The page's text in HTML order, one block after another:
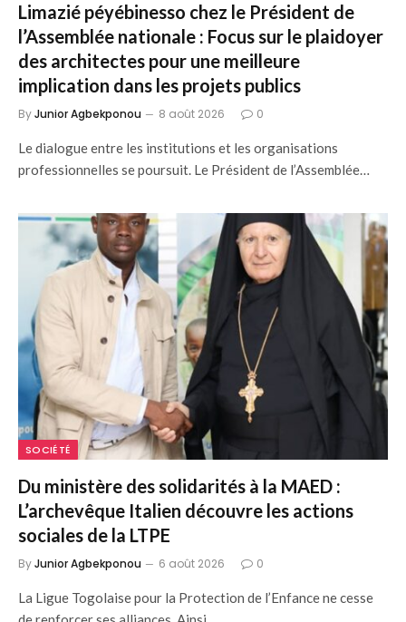
Limazié péyébinesso chez le Président de
l’Assemblée nationale : Focus sur le plaidoyer
des architectes pour une meilleure
implication dans les projets publics
ByJunior Agbekponou 8 août 2026 0
Le dialogue entre les institutions et les organisations
professionnelles se poursuit. Le Président de l’Assemblée…
SOCIÉTÉ
Du ministère des solidarités à la MAED :
L’archevêque Italien découvre les actions
sociales de la LTPE
ByJunior Agbekponou 6 août 2026 0
La Ligue Togolaise pour la Protection de l’Enfance ne cesse